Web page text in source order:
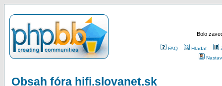
Bolo
FAQ Hľadať
Obsah fóra hifi.slovanet.sk